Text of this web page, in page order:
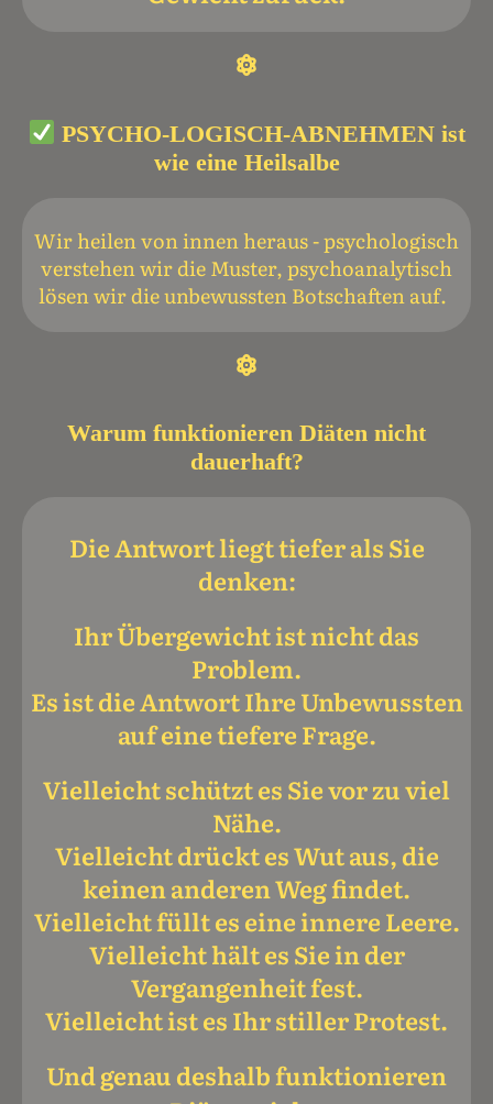
PSYCHO-LOGISCH-ABNEHMEN ist
wie eine Heilsalbe
Wir heilen von innen heraus - psychologisch
verstehen wir die Muster,psychoanalytisch
lösen wir die unbewussten Botschaften auf.
Warum funktionieren Diäten nicht
dauerhaft?
Die Antwort liegt tiefer als Sie
denken:
Ihr Übergewicht ist nicht das
Problem.
Es ist die Antwort Ihre Unbewussten
auf eine tiefere Frage.
Vielleicht schützt es Sie vor zu viel
Nähe.
Vielleicht drückt es Wut aus, die
keinen anderen Weg findet.
Vielleicht füllt es eine innere Leere.
Vielleicht hält es Sie in der
Vergangenheit fest.
Vielleicht ist es Ihr stiller Protest.
Und genau deshalb funktionieren